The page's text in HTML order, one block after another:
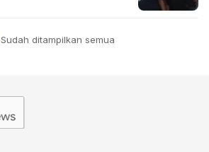
Sudah ditampilkan semua